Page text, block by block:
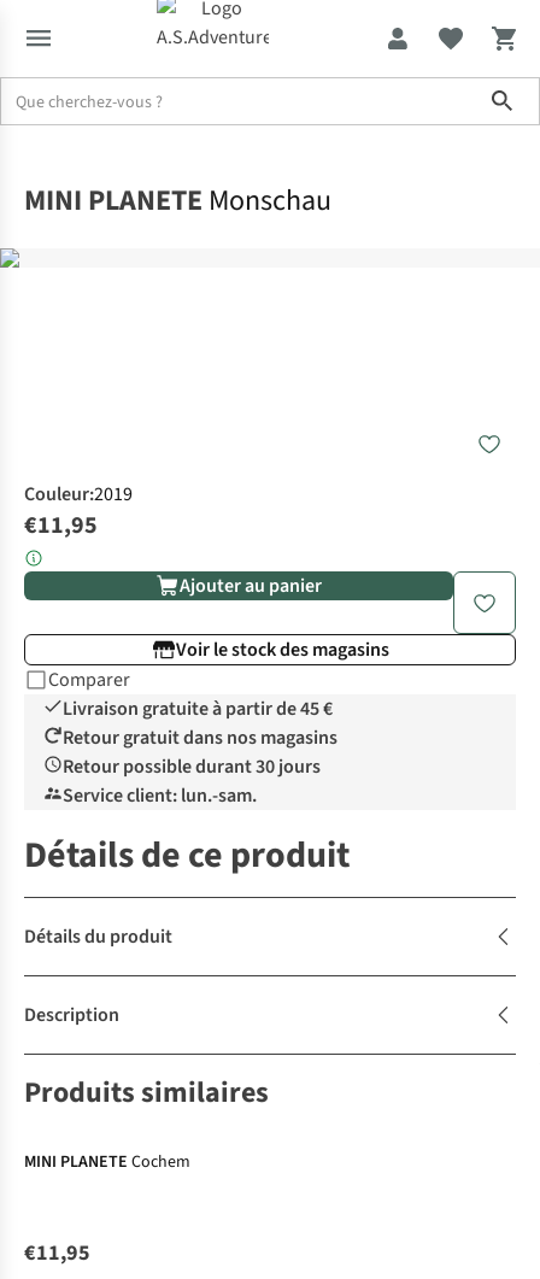
MINI PLANETE Monschau
Couleur:2019
€11,95
Ajouter au panier
Voir le stock des magasins
Comparer
Livraison gratuite à partir de 45 €
Retour gratuit dans nos magasins
Retour possible durant 30 jours
Service client: lun.-sam.
Détails de ce produit
Détails du produit
Description
Produits similaires
MINI PLANETE Cochem
€11,95